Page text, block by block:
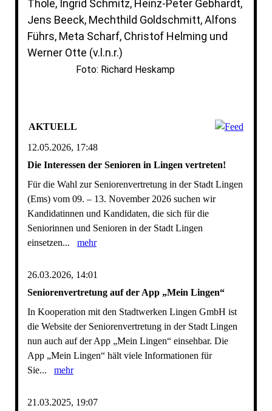
Thole, Ingrid Schmitz, Heinz-Peter Gebhardt,
Jens Beeck, Mechthild Goldschmitt, Alfons
Führs, Meta Scharf, Christof Helming und
Werner Otte (v.l.n.r.)
Foto: Richard Heskamp
AKTUELL
12.05.2026, 17:48
Die Interessen der Senioren in Lingen vertreten!
Für die Wahl zur Seniorenvertretung in der Stadt Lingen
(Ems) vom 09. – 13. November 2026 suchen wir
Kandidatinnen und Kandidaten, die sich für die
Seniorinnen und Senioren in der Stadt Lingen
einsetzen... mehr
26.03.2026, 14:01
Seniorenvertretung auf der App „Mein Lingen“
In Kooperation mit den Stadtwerken Lingen GmbH ist
die Website der Seniorenvertretung in der Stadt Lingen
nun auch auf der App „Mein Lingen“ einsehbar. Die
App „Mein Lingen“ hält viele Informationen für
Sie... mehr
21.03.2025, 19:07